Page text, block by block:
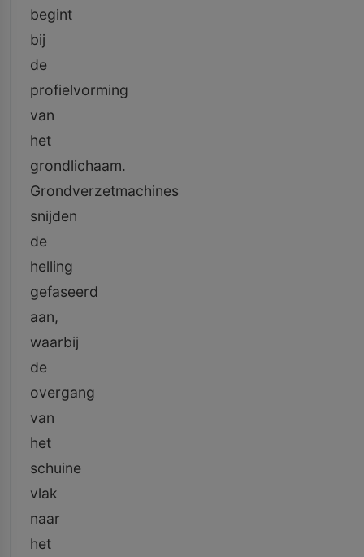
begint
bij
de
profielvorming
van
het
grondlichaam.
Grondverzetmachines
snijden
de
helling
gefaseerd
aan,
waarbij
de
overgang
van
het
schuine
vlak
naar
het